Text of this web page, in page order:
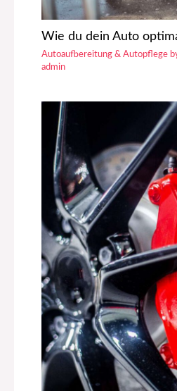
Wie du dein Auto
Autoaufbereitung & Autopflege
admin